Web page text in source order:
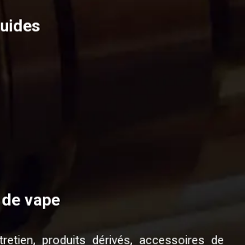
vape
produits dérivés, accessoires de